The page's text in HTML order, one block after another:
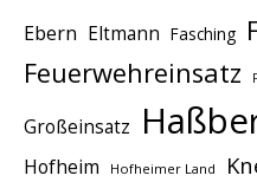
Ebern Eltmann Fasching
Feuerwehreinsatz
Großeinsatz
Hofheim Hofheimer Land